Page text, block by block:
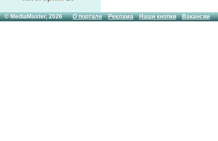
© MediaMaster, 2026О портале Реклама Наши кнопки Вакансии